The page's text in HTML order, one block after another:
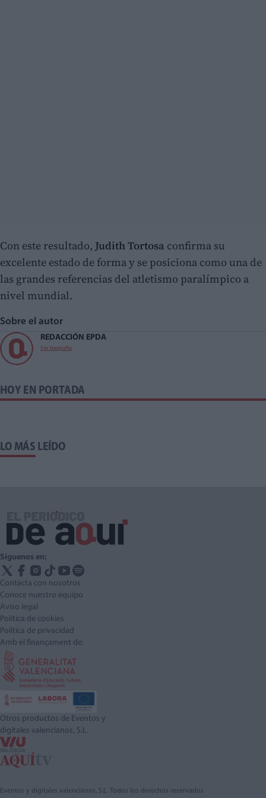
Con este resultado, Judith Tortosa confirma su
excelente estado de forma y se posiciona como una de
las grandes referencias del atletismo paralímpico a
nivel mundial.
Sobre el autor
REDACCIÓN EPDA
Ver biografía
HOY EN PORTADA
LO MÁS LEÍDO
Síguenos en:
Contacta con nosotros
Conoce nuestro equipo
Aviso legal
Política de cookies
Política de privacidad
Amb el finançament de:
Otros productos de Eventos y
digitales valencianos, S.L.
Eventos y digitales valencianos, S.L. Todos los derechos reservados